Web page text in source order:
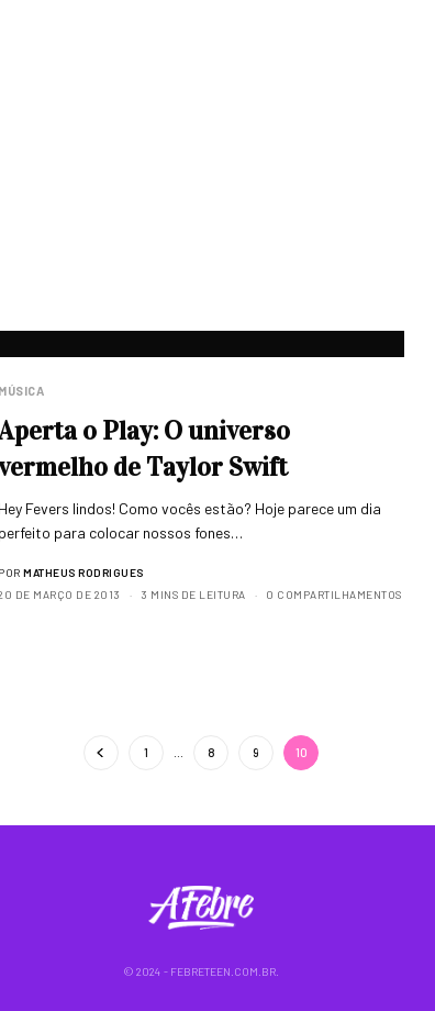
MÚSICA
o Play: O universo
de Taylor Swift
Hey Fevers lindos! Como vocês estão? Hoje parece um dia
perfeito para colocar nossos fones…
POR MATHEUS RODRIGUES
DE MARÇO DE 2013
3 MINS DE LEITURA 0 COMPARTILHAMENTOS
1 8 9 10
© 2024 - FEBRETEEN.COM.BR.